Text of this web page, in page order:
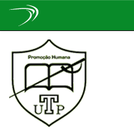
navigation